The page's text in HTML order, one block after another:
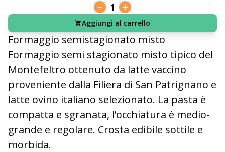
1
Aggiungi al carrello
Formaggio semistagionato misto
Formaggio semi stagionato misto tipico del
Montefeltro ottenuto da latte vaccino
proveniente dalla Filiera di San Patrignano e
latte ovino italiano selezionato. La pasta è
compatta e sgranata, l’occhiatura è medio-
grande e regolare. Crosta edibile sottile e
morbida.